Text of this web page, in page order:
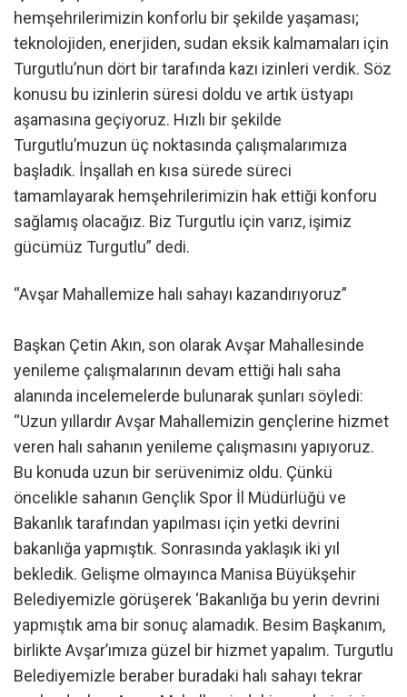
hemşehrilerimizin konforlu bir şekilde yaşaması;
teknolojiden, enerjiden, sudan eksik kalmamaları için
Turgutlu’nun dört bir tarafında kazı izinleri verdik. Söz
konusu bu izinlerin süresi doldu ve artık üstyapı
aşamasına geçiyoruz. Hızlı bir şekilde
Turgutlu’muzun üç noktasında çalışmalarımıza
başladık. İnşallah en kısa sürede süreci
tamamlayarak hemşehrilerimizin hak ettiği konforu
sağlamış olacağız. Biz Turgutlu için varız, işimiz
gücümüz Turgutlu” dedi.
“Avşar Mahallemize halı sahayı kazandırıyoruz”
Başkan Çetin Akın, son olarak Avşar Mahallesinde
yenileme çalışmalarının devam ettiği halı saha
alanında incelemelerde bulunarak şunları söyledi:
“Uzun yıllardır Avşar Mahallemizin gençlerine hizmet
veren halı sahanın yenileme çalışmasını yapıyoruz.
Bu konuda uzun bir serüvenimiz oldu. Çünkü
öncelikle sahanın Gençlik Spor İl Müdürlüğü ve
Bakanlık tarafından yapılması için yetki devrini
bakanlığa yapmıştık. Sonrasında yaklaşık iki yıl
bekledik. Gelişme olmayınca Manisa Büyükşehir
Belediyemizle görüşerek ‘Bakanlığa bu yerin devrini
yapmıştık ama bir sonuç alamadık. Besim Başkanım,
birlikte Avşar’ımıza güzel bir hizmet yapalım. Turgutlu
Belediyemizle beraber buradaki halı sahayı tekrar